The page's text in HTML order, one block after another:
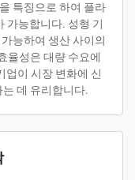
특징으로 하여 플라
가능합니다. 성형 기
능하여 생산 사이의
율성은 대량 수요에
업이 시장 변화에 신
데 유리합니다.